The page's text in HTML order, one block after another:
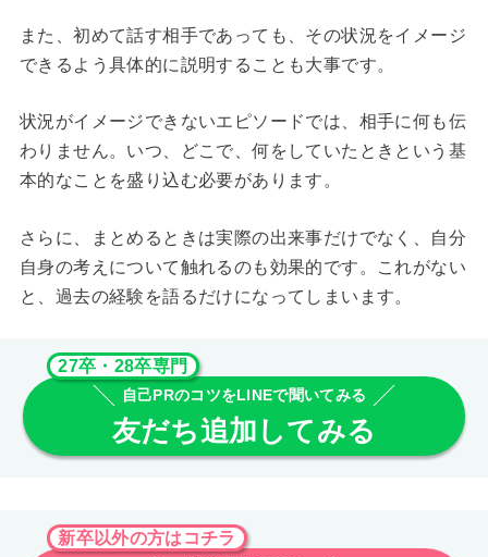
また、初めて話す相手であっても、その状況をイメージ
できるよう具体的に説明することも大事です。
状況がイメージできないエピソードでは、相手に何も伝
わりません。いつ、どこで、何をしていたときという基
本的なことを盛り込む必要があります。
さらに、まとめるときは実際の出来事だけでなく、自分
自身の考えについて触れるのも効果的です。これがない
と、過去の経験を語るだけになってしまいます。
27卒・28卒専門
自己PRのコツをLINEで聞いてみる
友だち追加してみる
新卒以外の方はコチラ